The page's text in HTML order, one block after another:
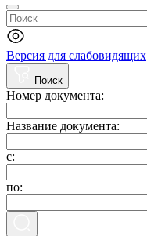
Версия для слабовидящих
Поиск
Номер документа:
Название документа:
с:
по: